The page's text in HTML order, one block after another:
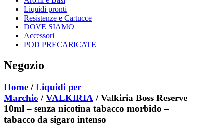
Liquidi pronti
Resistenze e Cartucce
DOVE SIAMO
Accessori
POD PRECARICATE
Negozio
Home /Liquidi per
Marchio /VALKIRIA / Valkiria Boss Reserve
10ml – senza nicotina tabacco morbido –
tabacco da sigaro intenso